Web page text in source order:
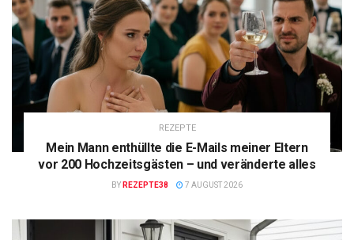
REZEPTE
Mein Mann enthüllte die E-Mails meiner Eltern
vor 200 Hochzeitsgästen – und veränderte alles
BY REZEPTE38 7 AUGUST 2026